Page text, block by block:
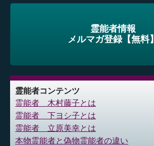
霊能者情報
メルマガ登録【無料】
霊能者コンテンツ
霊能者 木村藤子とは
霊能者 下ヨシ子とは
霊能者 立原美幸とは
本物霊能者と偽物霊能者の違い